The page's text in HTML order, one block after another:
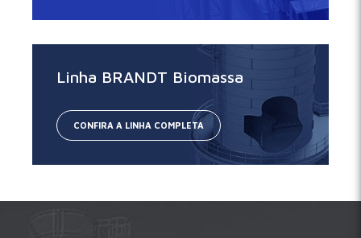
Linha BRANDT Biomassa
CONFIRA A LINHA COMPLETA